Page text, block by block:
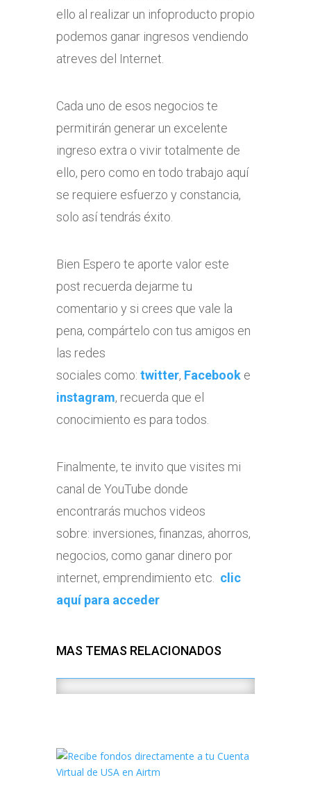
ello al realizar un infoproducto propio
podemos ganar ingresos vendiendo
atreves del Internet.
Cada uno de esos negocios te
permitirán generar un excelente
ingreso extra o vivir totalmente de
ello, pero como en todo trabajo aquí
se requiere esfuerzo y constancia,
solo así tendrás éxito.
Bien Espero te aporte valor este
post recuerda dejarme tu
comentario y si crees que vale la
pena, compártelo con tus amigos en
las redes
sociales como: twitter, Facebook e
instagram, recuerda que el
conocimiento es para todos.
Finalmente, te invito que visites mi
canal de YouTube donde
encontrarás muchos videos
sobre: inversiones, finanzas, ahorros,
negocios, como ganar dinero por
internet, emprendimiento etc.
clic
aquí para acceder
MAS TEMAS RELACIONADOS